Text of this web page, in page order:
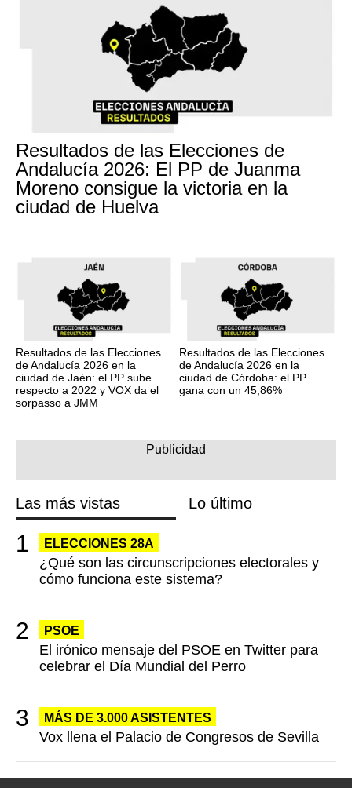
Resultados de las Elecciones de
Andalucía 2026: El PP de Juanma
Moreno consigue la victoria en la
ciudad de Huelva
Resultados de las Elecciones
de Andalucía 2026 en la
ciudad de Jaén: el PP sube
respecto a 2022 y VOX da el
sorpasso a JMM
Resultados de las Elecciones
de Andalucía 2026 en la
ciudad de Córdoba: el PP
gana con un 45,86%
Las más vistas Lo último
ELECCIONES 28A
¿Qué son las circunscripciones electorales y
cómo funciona este sistema?
PSOE
El irónico mensaje del PSOE en Twitter para
celebrar el Día Mundial del Perro
MÁS DE 3.000 ASISTENTES
Vox llena el Palacio de Congresos de Sevilla